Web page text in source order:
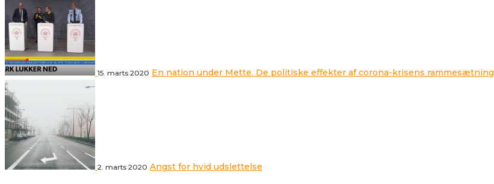
15. marts 2020 En nation under Mette. De politiske effekter af corona-krisens rammesætning
2. marts 2020 Angst for hvid udslettelse